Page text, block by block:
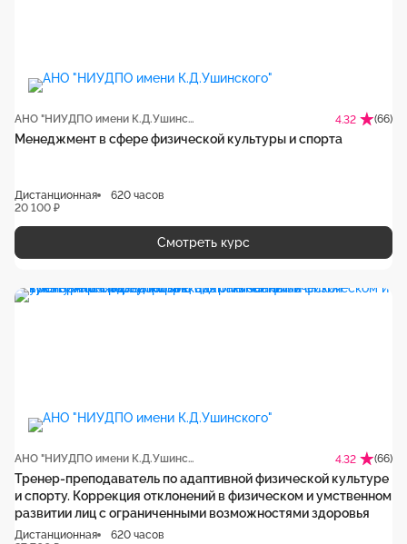
АНО "НИУДПО имени К.Д.Ушинского" 4.32 (66)
Менеджмент в сфере физической культуры и спорта
Дистанционная
620 часов
20 100 ₽
Смотреть курс
АНО "НИУДПО имени К.Д.Ушинского" 4.32 (66)
Тренер-преподаватель по адаптивной физической культуре
и спорту. Коррекция отклонений в физическом и умственном
развитии лиц с ограниченными возможностями здоровья
Дистанционная
620 часов